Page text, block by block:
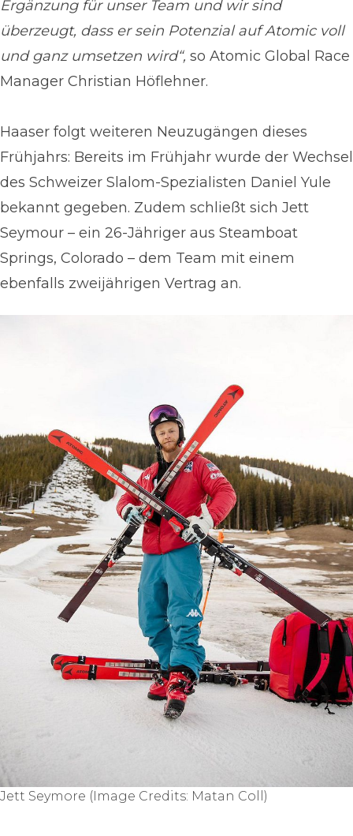
Ergänzung für unser Team und wir sind
überzeugt, dass er sein Potenzial auf Atomic voll
und ganz umsetzen wird“, so Atomic Global Race
Manager Christian Höflehner.
Haaser folgt weiteren Neuzugängen dieses
Frühjahrs: Bereits im Frühjahr wurde der Wechsel
des Schweizer Slalom-Spezialisten Daniel Yule
bekannt gegeben. Zudem schließt sich Jett
Seymour – ein 26-Jähriger aus Steamboat
Springs, Colorado – dem Team mit einem
ebenfalls zweijährigen Vertrag an.
Jett Seymore (Image Credits: Matan Coll)